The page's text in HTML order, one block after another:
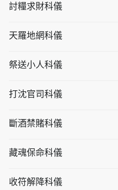
討糧求財科儀
天羅地網科儀
祭送小人科儀
打沈官司科儀
斷酒禁賭科儀
藏魂保命科儀
收符解降科儀